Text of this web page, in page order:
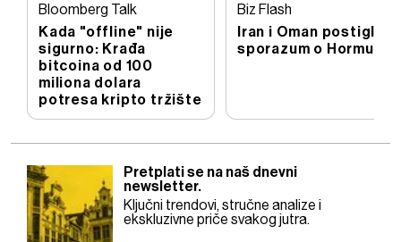
Bloomberg Talk
Kada "offline" nije
sigurno: Krađa
bitcoina od 100
miliona dolara
potresa kripto tržište
Biz Flash
Iran i Oman postigli
sporazum o Hormuzu
Pretplati se na naš dnevni
newsletter.
Ključni trendovi, stručne analize i
ekskluzivne priče svakog jutra.